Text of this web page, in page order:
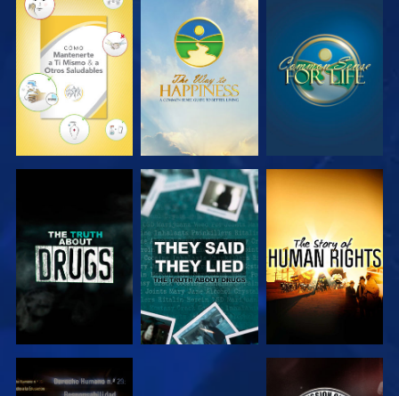
VE VE VE
VE VE